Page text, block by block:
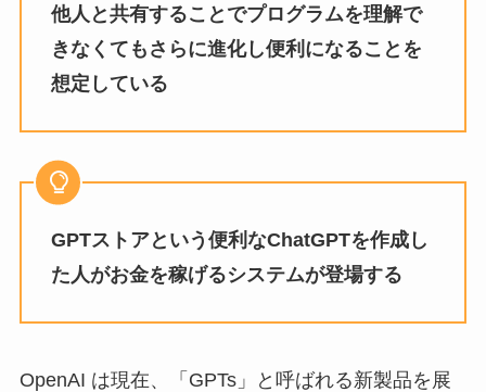
他人と共有することでプログラムを理解で
きなくてもさらに進化し便利になることを
想定している
GPTストアという便利なChatGPTを作成し
た人がお金を稼げるシステムが登場する
OpenAI は現在、「GPTs」と呼ばれる新製品を展